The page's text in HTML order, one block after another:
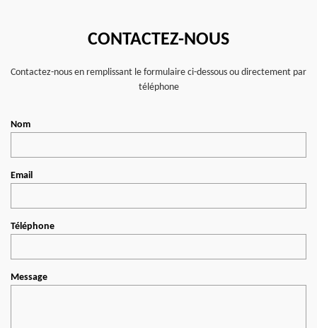
CONTACTEZ-NOUS
Contactez-nous en remplissant le formulaire ci-dessous ou directement par
téléphone
Nom
Email
Téléphone
Message